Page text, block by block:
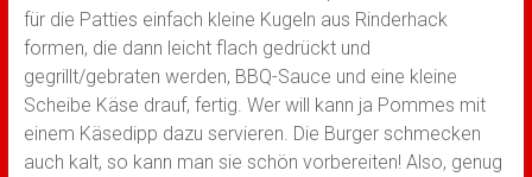
für die Patties einfach kleine Kugeln aus Rinderhack
formen, die dann leicht flach gedrückt und
gegrillt/gebraten werden, BBQ-Sauce und eine kleine
Scheibe Käse drauf, fertig. Wer will kann ja Pommes mit
einem Käsedipp dazu servieren. Die Burger schmecken
auch kalt, so kann man sie schön vorbereiten! Also, genug